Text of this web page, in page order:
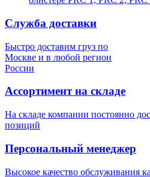
Служба доставки
Быстро доставим груз по
Москве и в любой регион
России
Ассортимент на складе
На складе компании постоянно
позиций
Персональный менеджер
Высокое качество обслуживания